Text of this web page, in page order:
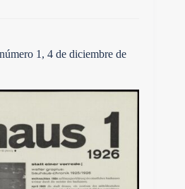
1, 4 de diciembre de